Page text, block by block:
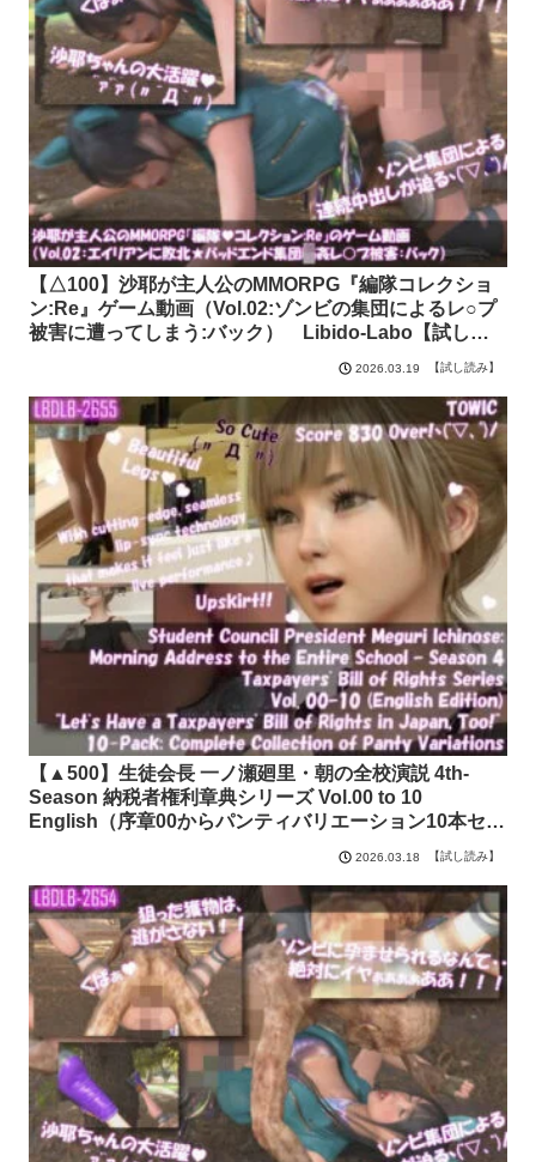
【△100】沙耶が主人公のMMORPG『編隊コレクショ
ン:Re』ゲーム動画（Vol.02:ゾンビの集団によるレ○プ
被害に遭ってしまう:バック） Libido-Labo【試し読
2026.03.19 【試し読み】
【▲500】生徒会長 一ノ瀬廻里・朝の全校演説 4th-
Season 納税者権利章典シリーズ Vol.00 to 10
English（序章00からパンティバリエーション10本セッ
ト総集編） Libido-Labo【試し読み】
2026.03.18 【試し読み】